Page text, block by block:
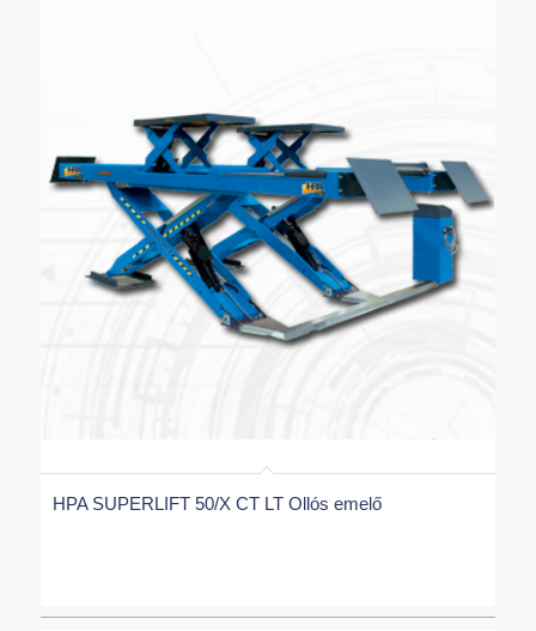
HPA SUPERLIFT 50/X CT LT Ollós emelő